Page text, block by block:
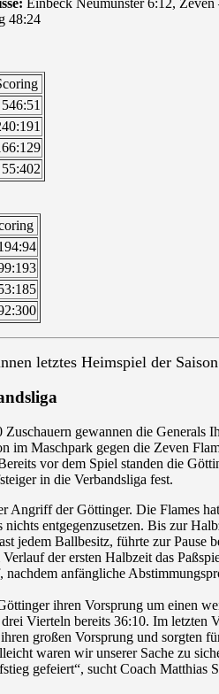
48:24
546:51
55:402
letztes Heimspiel der Saison
gewannen die Generals
im Maschpark gegen die Zeven
vor dem Spiel standen die
in die Verbandsliga fest.
Angriff der Göttinger. Die Flames
entgegenzusetzen. Bis zur
jedem Ballbesitz, führte zur Pause
der ersten Halbzeit das
anfängliche
ihren Vorsprung um einen
Vierteln bereits 36:10. Im letzten
großen Vorsprung und sorgten
waren wir unserer Sache zu
gefeiert“, sucht Coach Matthias